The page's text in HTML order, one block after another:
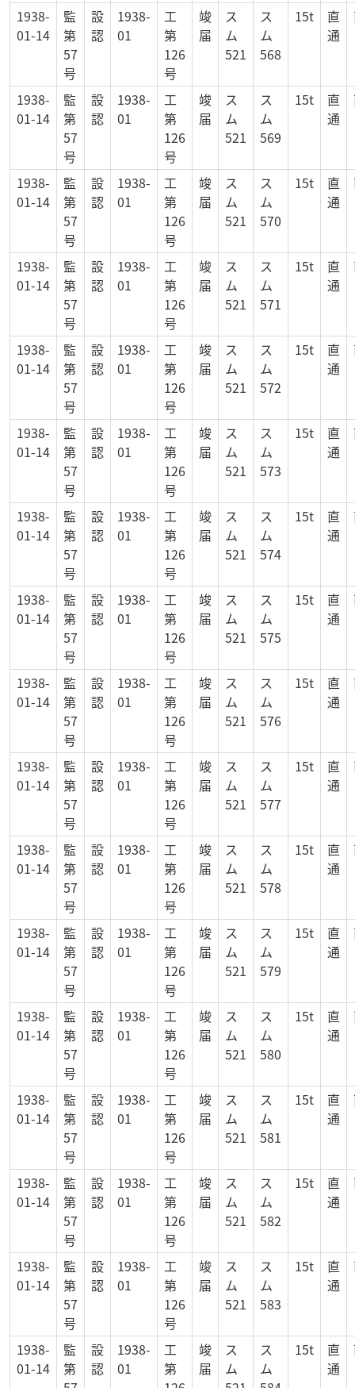
1938-
01-14
監
第
57
号
設
認
1938-
01
工
第
126
号
竣
届
ス
ム
521
ス
ム
568
15t
直
通
1938-
01-14
監
第
57
号
設
認
1938-
01
工
第
126
号
竣
届
ス
ム
521
ス
ム
569
15t
直
通
1938-
01-14
監
第
57
号
設
認
1938-
01
工
第
126
号
竣
届
ス
ム
521
ス
ム
570
15t
直
通
1938-
01-14
監
第
57
号
設
認
1938-
01
工
第
126
号
竣
届
ス
ム
521
ス
ム
571
15t
直
通
1938-
01-14
監
第
57
号
設
認
1938-
01
工
第
126
号
竣
届
ス
ム
521
ス
ム
572
15t
直
通
1938-
01-14
監
第
57
号
設
認
1938-
01
工
第
126
号
竣
届
ス
ム
521
ス
ム
573
15t
直
通
1938-
01-14
監
第
57
号
設
認
1938-
01
工
第
126
号
竣
届
ス
ム
521
ス
ム
574
15t
直
通
1938-
01-14
監
第
57
号
設
認
1938-
01
工
第
126
号
竣
届
ス
ム
521
ス
ム
575
15t
直
通
1938-
01-14
監
第
57
号
設
認
1938-
01
工
第
126
号
竣
届
ス
ム
521
ス
ム
576
15t
直
通
1938-
01-14
監
第
57
号
設
認
1938-
01
工
第
126
号
竣
届
ス
ム
521
ス
ム
577
15t
直
通
1938-
01-14
監
第
57
号
設
認
1938-
01
工
第
126
号
竣
届
ス
ム
521
ス
ム
578
15t
直
通
1938-
01-14
監
第
57
号
設
認
1938-
01
工
第
126
号
竣
届
ス
ム
521
ス
ム
579
15t
直
通
1938-
01-14
監
第
57
号
設
認
1938-
01
工
第
126
号
竣
届
ス
ム
521
ス
ム
580
15t
直
通
1938-
01-14
監
第
57
号
設
認
1938-
01
工
第
126
号
竣
届
ス
ム
521
ス
ム
581
15t
直
通
1938-
01-14
監
第
57
号
設
認
1938-
01
工
第
126
号
竣
届
ス
ム
521
ス
ム
582
15t
直
通
1938-
01-14
監
第
57
号
設
認
1938-
01
工
第
126
号
竣
届
ス
ム
521
ス
ム
583
15t
直
通
1938-
01-14
監
第
設
認
1938-
01
工
第
竣
届
ス
ム
ス
ム
15t
直
通